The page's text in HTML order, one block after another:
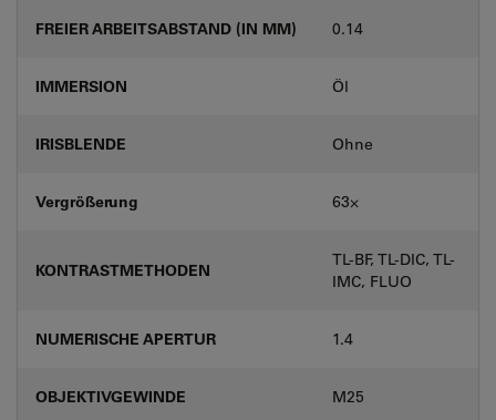
FREIER ARBEITSABSTAND (IN MM) 0.14
IMMERSION Öl
IRISBLENDE Ohne
Vergrößerung 63⨉
KONTRASTMETHODEN
TL-BF, TL-DIC, TL-
IMC, FLUO
NUMERISCHE APERTUR 1.4
OBJEKTIVGEWINDE M25